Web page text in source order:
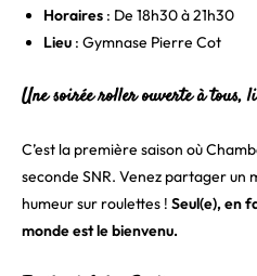
Horaires : De 18h30 à 21h30
Lieu : Gymnase Pierre Cot
Une soirée roller ouverte à tous,
C’est la première saison où
seconde SNR. Venez partager un
humeur sur roulettes ! Seul(e), en
monde est le bienvenu.